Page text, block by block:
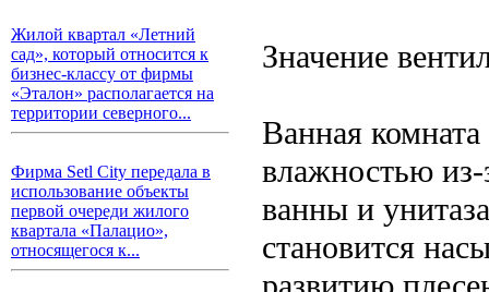
Жилой квартал «Летний
сад», который относится к
бизнес-классу от фирмы
«Эталон» располагается на
территории северного...
Фирма Setl City передала в
использование объекты
первой очереди жилого
квартала «Палацио»,
относящегося к...
Значение
Ванная
влажностью из-
ванны и
становится